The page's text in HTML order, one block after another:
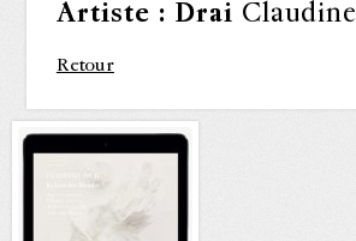
Artiste : Drai Claudine
Retour